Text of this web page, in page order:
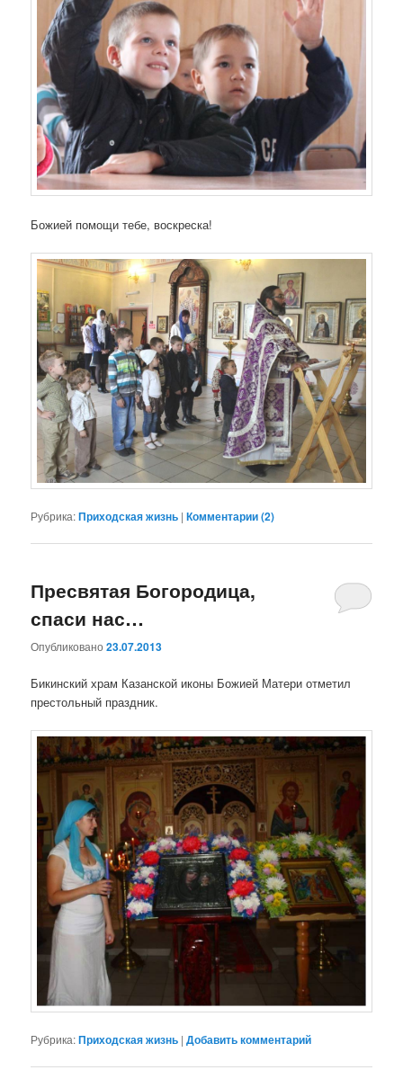
Божией помощи тебе, воскреска!
Рубрика:Приходская жизнь |Комментарии (2)
Пресвятая Богородица,
спаси нас…
Опубликовано23.07.2013
Бикинский храм Казанской иконы Божией Матери отметил
престольный праздник.
Рубрика:Приходская жизнь |Добавить комментарий